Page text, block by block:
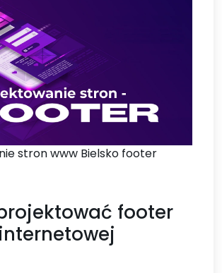
stron www Bielsko footer
footer